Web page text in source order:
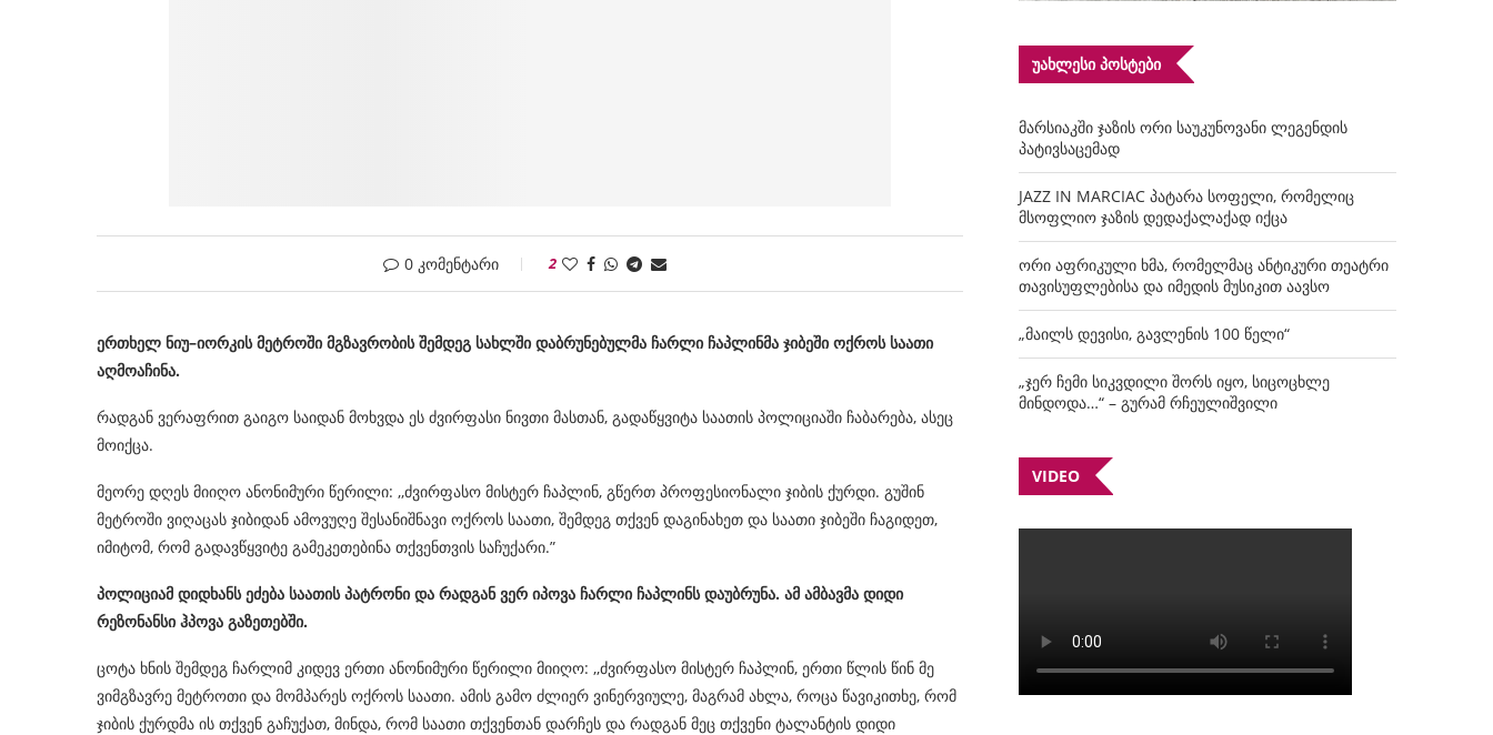
0 კომენტარი 2
ერთხელ ნიუ–იორკის მეტროში მგზავრობის შემდეგ სახლში დაბრუნებულმა ჩარლი ჩაპლინმა ჯიბეში ოქროს საათი
აღმოაჩინა.
რადგან ვერაფრით გაიგო საიდან მოხვდა ეს ძვირფასი ნივთი მასთან, გადაწყვიტა საათის პოლიციაში ჩაბარება, ასეც
მოიქცა.
მეორე დღეს მიიღო ანონიმური წერილი: ,,ძვირფასო მისტერ ჩაპლინ, გწერთ პროფესიონალი ჯიბის ქურდი. გუშინ
მეტროში ვიღაცას ჯიბიდან ამოვუღე შესანიშნავი ოქროს საათი, შემდეგ თქვენ დაგინახეთ და საათი ჯიბეში ჩაგიდეთ,
იმიტომ, რომ გადავწყვიტე გამეკეთებინა თქვენთვის საჩუქარი.”
პოლიციამ დიდხანს ეძება საათის პატრონი და რადგან ვერ იპოვა ჩარლი ჩაპლინს დაუბრუნა. ამ ამბავმა დიდი
რეზონანსი ჰპოვა გაზეთებში.
ცოტა ხნის შემდეგ ჩარლიმ კიდევ ერთი ანონიმური წერილი მიიღო: ,,ძვირფასო მისტერ ჩაპლინ, ერთი წლის წინ მე
ვიმგზავრე მეტროთი და მომპარეს ოქროს საათი. ამის გამო ძლიერ ვინერვიულე, მაგრამ ახლა, როცა წავიკითხე, რომ
ჯიბის ქურდმა ის თქვენ გაჩუქათ, მინდა, რომ საათი თქვენთან დარჩეს და რადგან მეც თქვენი ტალანტის დიდი
ᲣᲐᲮᲚᲔᲡᲘ ᲞᲝᲡᲢᲔᲑᲘ
მარსიაკში ჯაზის ორი საუკუნოვანი ლეგენდის
პატივსაცემად
JAZZ IN MARCIAC პატარა სოფელი, რომელიც
მსოფლიო ჯაზის დედაქალაქად იქცა
ორი აფრიკული ხმა, რომელმაც ანტიკური თეატრი
თავისუფლებისა და იმედის მუსიკით აავსო
„მაილს დევისი, გავლენის 100 წელი“
„ჯერ ჩემი სიკვდილი შორს იყო, სიცოცხლე
მინდოდა…“ – გურამ რჩეულიშვილი
VIDEO